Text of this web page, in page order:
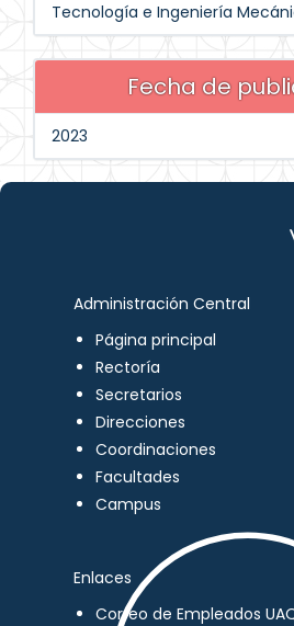
Tecnología e Ingeniería
Fecha de
2023
Administración Central
Página principal
Rectoría
Secretarios
Direcciones
Coordinaciones
Facultades
Campus
Enlaces
Correo de Empleados